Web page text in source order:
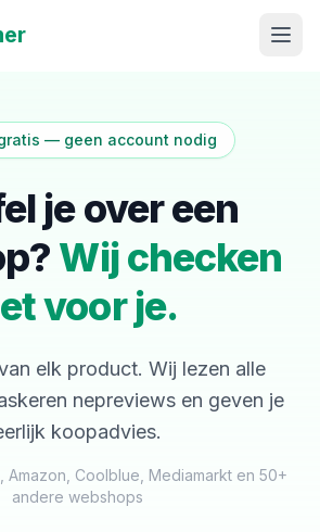
— geen account nodig
je over een
Wij checken
voor je.
elk product. Wij lezen alle
nepreviews en geven je
koopadvies.
Amazon, Coolblue, Mediamarkt en 50+
andere webshops